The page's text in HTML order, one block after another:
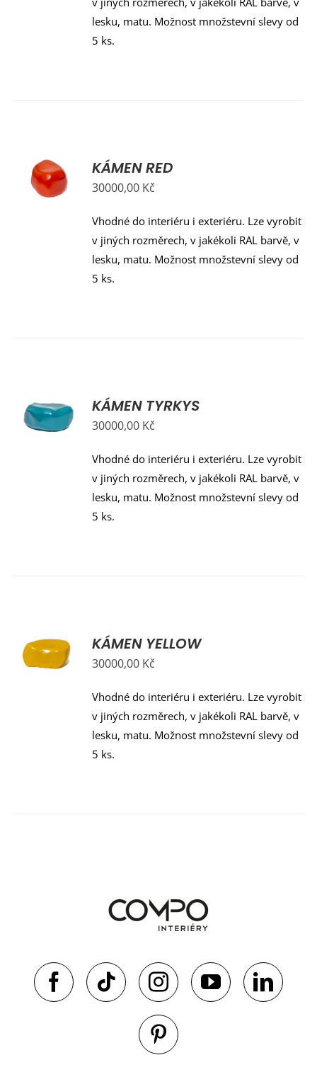
lesku, matu. Možnost množstevní slevy od
5 ks.
KÁMEN RED
30000,00 Kč
Vhodné do interiéru i exteriéru. Lze vyrobit
v jiných rozměrech, v jakékoli RAL barvě, v
lesku, matu. Možnost množstevní slevy od
5 ks.
KÁMEN TYRKYS
30000,00 Kč
Vhodné do interiéru i exteriéru. Lze vyrobit
v jiných rozměrech, v jakékoli RAL barvě, v
lesku, matu. Možnost množstevní slevy od
5 ks.
KÁMEN YELLOW
30000,00 Kč
Vhodné do interiéru i exteriéru. Lze vyrobit
v jiných rozměrech, v jakékoli RAL barvě, v
lesku, matu. Možnost množstevní slevy od
5 ks.